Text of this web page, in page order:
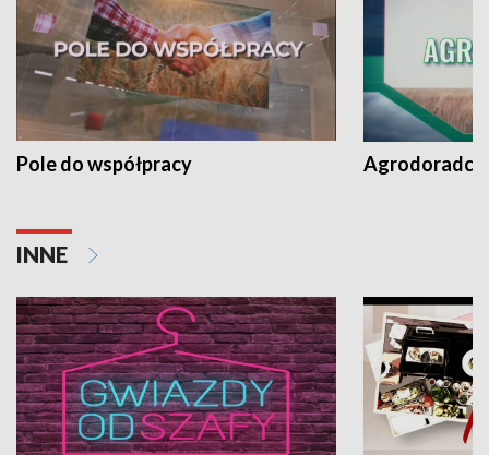
Pole do współpracy Agrodoradcy
INNE